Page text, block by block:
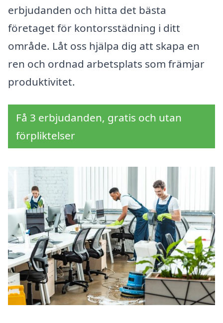
erbjudanden och hitta det bästa
företaget för kontorsstädning i ditt
område. Låt oss hjälpa dig att skapa en
ren och ordnad arbetsplats som främjar
produktivitet.
Få 3 erbjudanden, gratis och utan
förpliktelser